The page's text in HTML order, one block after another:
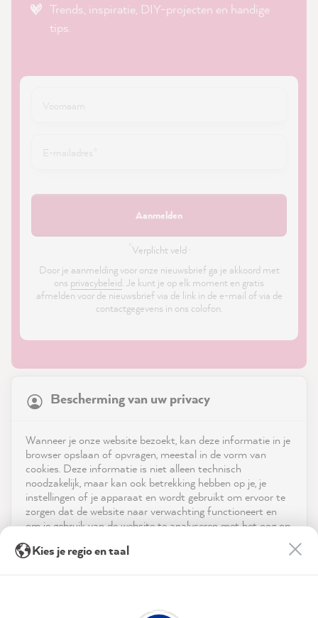
Trends, inspiratie, DIY-projecten en handige
tips.
Aanmelden
Verplicht veld ·
Door je aanmelding voor onze nieuwsbrief ga je akkoord met
ons privacybeleid. Je kunt je op elk moment en gratis
afmelden voor de nieuwsbrief via de link in de e-mail of via de
contactgegevens in ons colofon.
Service
Neem contact op met
Bescherming van uw privacy
Wanneer je onze website bezoekt, kan deze informatie in je
browser opslaan of opvragen, meestal in de vorm van
cookies. Deze informatie is niet alleen technisch
noodzakelijk, maar kan ook betrekking hebben op je, je
instellingen of je apparaat en wordt gebruikt om ervoor te
zorgen dat de website naar verwachting functioneert en
om je gebruik van de website te analyseren met het oog op
advertenties aan te bieden via de diensten die in de
akkoord (op elk moment herroepbaar) met deze
21,886Reviews
reviews-io
Verified Customer
The color selection is simply great. The
convincingly what you could change within
Kies je regio en taal